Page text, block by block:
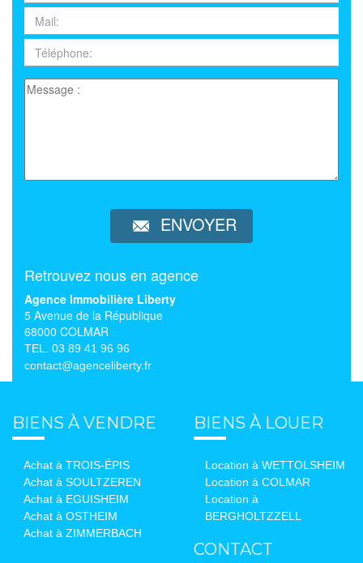
ENVOYER
Retrouvez nous en agence
Agence Immobilière Liberty
5 Avenue de la République
68000 COLMAR
TEL. 03 89 41 96 96
contact@agenceliberty.fr
BIENS À VENDRE
Achat à TROIS-ÉPIS
Achat à SOULTZEREN
Achat à EGUISHEIM
Achat à OSTHEIM
Achat à ZIMMERBACH
BIENS À LOUER
Location à WETTOLSHEIM
Location à COLMAR
Location à
BERGHOLTZZELL
CONTACT